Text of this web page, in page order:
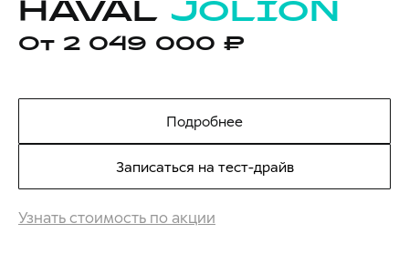
HAVAL JOLION
От 2 049 000 ₽
Подробнее
Записаться на тест-драйв
Узнать стоимость по акции